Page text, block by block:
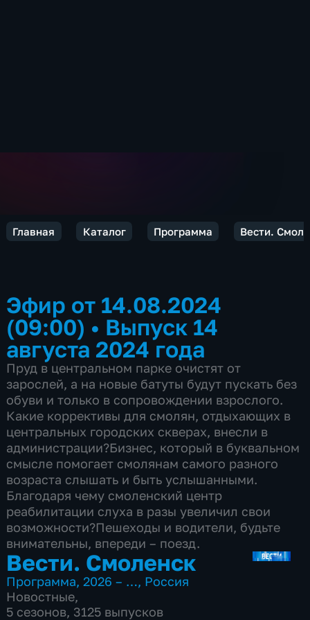
Главная Каталог Программа Вести.
Эфир от 14.08.2024
(09:00) • Выпуск 14
августа 2024 года
Пруд в центральном парке очистят от
зарослей, а на новые батуты будут пускать без
обуви и только в сопровождении взрослого.
Какие коррективы для смолян, отдыхающих в
центральных городских скверах, внесли в
администрации?Бизнес, который в буквальном
смысле помогает смолянам самого разного
возраста слышать и быть услышанными.
Благодаря чему смоленский центр
реабилитации слуха в разы увеличил свои
возможности?Пешеходы и водители, будьте
внимательны, впереди – поезд.
Вести. Смоленск
Программа,2026 – …, Россия
Новостные,
5 сезонов, 3125 выпусков